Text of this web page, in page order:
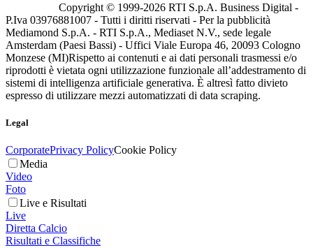
Copyright © 1999-2026 RTI S.p.A. Business Digital -
P.Iva 03976881007 - Tutti i diritti riservati - Per la pubblicità
Mediamond S.p.A. - RTI S.p.A., Mediaset N.V., sede legale
Amsterdam (Paesi Bassi) - Uffici Viale Europa 46, 20093 Cologno
Monzese (MI)Rispetto ai contenuti e ai dati personali trasmessi e/o
riprodotti è vietata ogni utilizzazione funzionale all’addestramento di
sistemi di intelligenza artificiale generativa. È altresì fatto divieto
espresso di utilizzare mezzi automatizzati di data scraping.
Legal
CorporatePrivacy PolicyCookie Policy
Media
Video
Foto
Live e Risultati
Live
Diretta Calcio
Risultati e Classifiche